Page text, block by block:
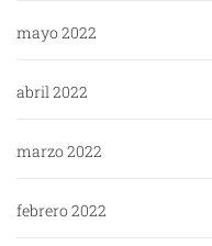
mayo 2022
abril 2022
marzo 2022
febrero 2022